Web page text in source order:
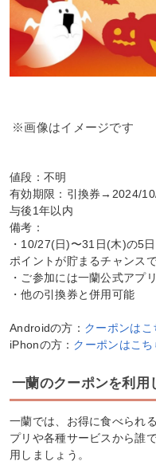
※画像はイメージです
値段：不明
有効期限：引換券→2024/
与後1年以内
備考：
・10/27(日)〜31日(木)の5
ポイントが貯まるチャンスで
・ご参加には一蘭公式アプ
・他の引換券と併用可能
Androidの方： クーポンはこ
iPhonの方： クーポンはこち
一蘭のクーポンを利用
一蘭では、お得に食べられ
プリや各種サービスから誰
用しましょう。